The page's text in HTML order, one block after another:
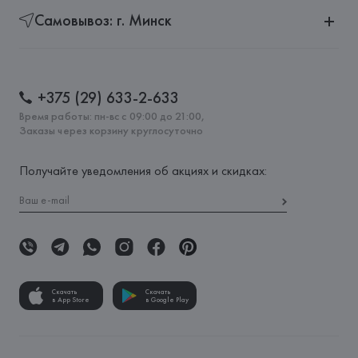
Самовывоз: г. Минск
+375 (29) 633-2-633
Время работы: пн-вс с 09:00 до 21:00,
Заказы через корзину круглосуточно
Получайте уведомления об акциях и скидках:
Скачать
в App Store
Скачать
в Google Play